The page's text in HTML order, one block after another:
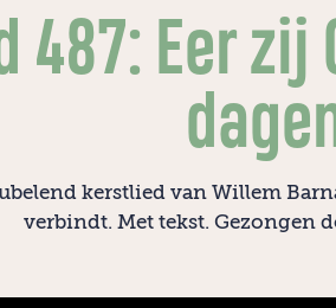
487: Eer zij
kerstlied van Willem
verbindt. Met tekst. Gezongen